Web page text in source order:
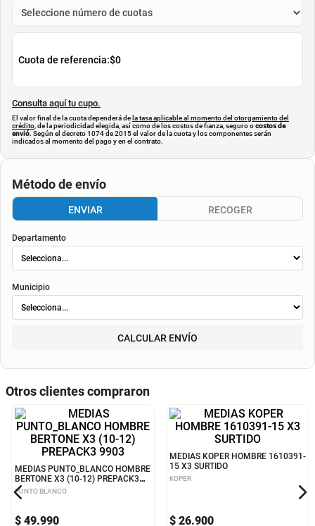
Cuota de referencia:$0
Consulta aquí tu cupo.
El valor final de la cuota dependerá de la tasa aplicable al momento del otorgamiento del
crédito , de la periodicidad elegida, así como de los costos de fianza, seguro ocostos de
envió. Según el decreto 1074 de 2015 el valor de la cuota y los componentes serán
indicados al momento del pago y en el contrato.
Método de envío
ENVIAR RECOGER
Departamento
Municipio
CALCULAR ENVÍO
Otros clientes compraron